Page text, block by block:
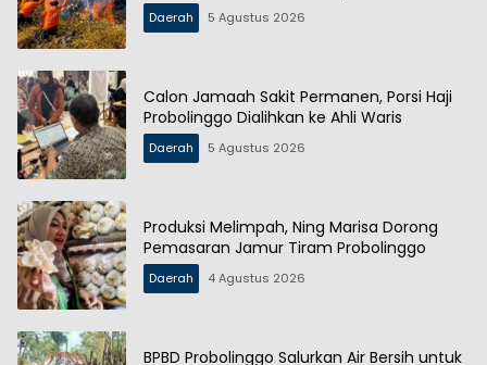
Daerah 5 Agustus 2026
Calon Jamaah Sakit Permanen, Porsi Haji
Probolinggo Dialihkan ke Ahli Waris
Daerah 5 Agustus 2026
Produksi Melimpah, Ning Marisa Dorong
Pemasaran Jamur Tiram Probolinggo
Daerah 4 Agustus 2026
BPBD Probolinggo Salurkan Air Bersih untuk